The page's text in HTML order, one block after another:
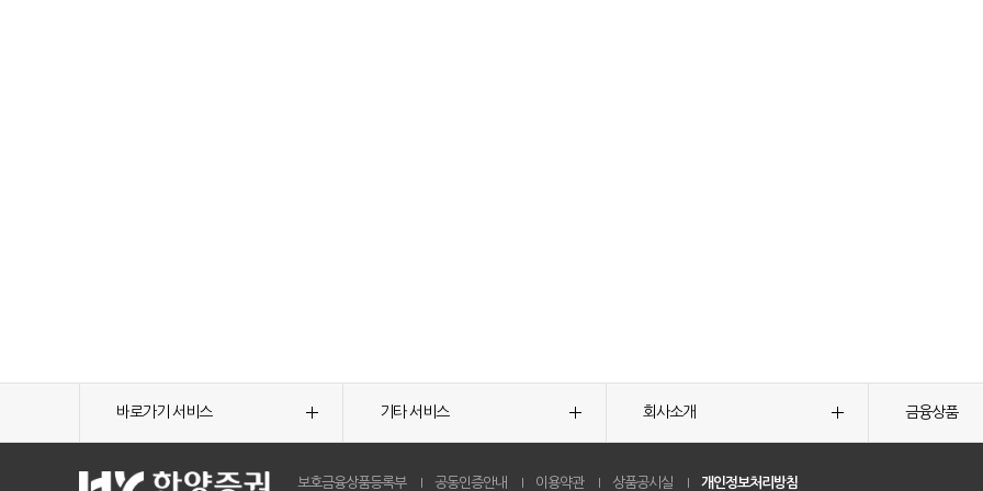
바로가기 서비스 기타 서비스 회사소개 금융상품
보호금융상품등록부 공동인증안내 이용약관 상품공시실 개인정보처리방침